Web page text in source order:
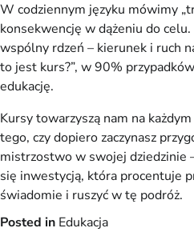
W codziennym języku mówimy
konsekwencję w dążeniu do
wspólny rdzeń – kierunek i ruch
to jest kurs?”, w 90%
edukację.
Kursy towarzyszą nam na
tego, czy dopiero zaczynasz
mistrzostwo w swojej dziedzinie
się inwestycją, która procentuje
świadomie i ruszyć w tę podróż.
Posted in Edukacja